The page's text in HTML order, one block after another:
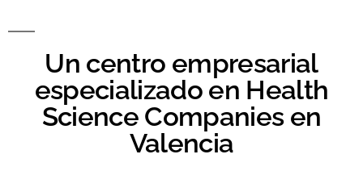
Un centro empresarial
especializado en Health
Science Companies en
Valencia